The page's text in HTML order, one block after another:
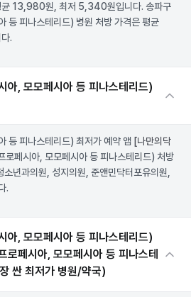
균 13,980원, 최저 5,340원입니다. 송파구
등 피나스테리드) 병원 처방 가격은 평균
.
아, 모모페시아 등 피나스테리드)
등 피나스테리드) 최저가 예약 앱 [나만의닥
로페시아, 모모페시아 등 피나스테리드) 처방
년과의원, 성지의원, 준앤민닥터포유의원,
.
아, 모모페시아 등 피나스테리드)
로페시아, 모모페시아 등 피나스테
싼 최저가 병원/약국)